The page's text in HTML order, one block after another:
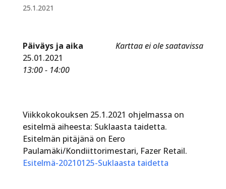
25.1.2021
Karttaa ei ole saatavissa
Päiväys ja aika
25.01.2021
13:00 - 14:00
Viikkokokouksen 25.1.2021 ohjelmassa on
esitelmä aiheesta: Suklaasta taidetta.
Esitelmän pitäjänä on Eero
Paulamäki/Kondiittorimestari, Fazer Retail.
Esitelmä-20210125-Suklaasta taidetta